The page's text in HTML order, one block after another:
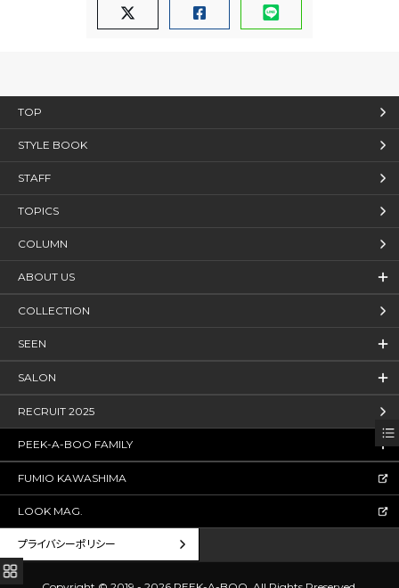
TOP
STYLE BOOK
STAFF
TOPICS
COLUMN
ABOUT US
COLLECTION
SEEN
SALON
RECRUIT 2025
PEEK-A-BOO FAMILY
FUMIO KAWASHIMA
LOOK MAG.
プライバシーポリシー